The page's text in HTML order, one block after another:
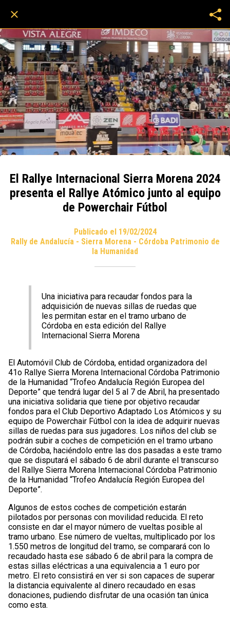
El Rallye Internacional Sierra Morena 2024
presenta el Rallye Atómico junto al equipo
de Powerchair Fútbol
Publicado el 19/02/2024
Rally de Andalucía - Sierra Morena - Córdoba Patrimonio de
la Humanidad
Una iniciativa para recaudar fondos para la
adquisición de nuevas sillas de ruedas que
les permitan estar en el tramo urbano de
Córdoba en esta edición del Rallye
Internacional Sierra Morena
El Automóvil Club de Córdoba, entidad organizadora del
41o Rallye Sierra Morena Internacional Córdoba Patrimonio
de la Humanidad “Trofeo Andalucía Región Europea del
Deporte” que tendrá lugar del 5 al 7 de Abril, ha presentado
una iniciativa solidaria que tiene por objetivo recaudar
fondos para el Club Deportivo Adaptado Los Atómicos y su
equipo de Powerchair Fútbol con la idea de adquirir nuevas
sillas de ruedas para sus jugadores. Los niños del club se
podrán subir a coches de competición en el tramo urbano
de Córdoba, haciéndolo entre las dos pasadas a este tramo
que se disputará el sábado 6 de abril durante el transcurso
del Rallye Sierra Morena Internacional Córdoba Patrimonio
de la Humanidad “Trofeo Andalucía Región Europea del
Deporte”.
Algunos de estos coches de competición estarán
pilotados por personas con movilidad reducida. El reto
consiste en dar el mayor número de vueltas posible al
tramo urbano. Ese número de vueltas, multiplicado por los
1.550 metros de longitud del tramo, se comparará con lo
recaudado hasta ese sábado 6 de abril para la compra de
estas sillas eléctricas a una equivalencia a 1 euro por
metro. El reto consistirá en ver si son capaces de superar
la distancia equivalente al dinero recaudado en esas
donaciones, pudiendo disfrutar de una ocasión tan única
como esta.